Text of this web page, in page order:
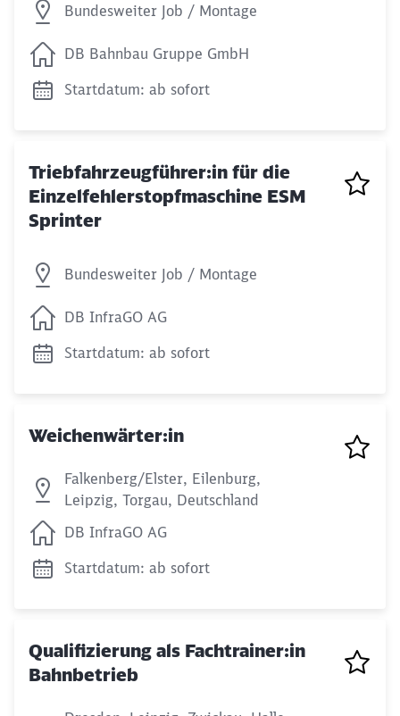
Bundesweiter Job / Montage
DB Bahnbau Gruppe GmbH
Startdatum: ab sofort
Triebfahrzeugführer:in für die
Einzelfehlerstopfmaschine ESM
Sprinter
Bundesweiter Job / Montage
DB InfraGO AG
Startdatum: ab sofort
Weichenwärter:in
Falkenberg/Elster, Eilenburg,
Leipzig, Torgau, Deutschland
DB InfraGO AG
Startdatum: ab sofort
Qualifizierung als Fachtrainer:in
Bahnbetrieb